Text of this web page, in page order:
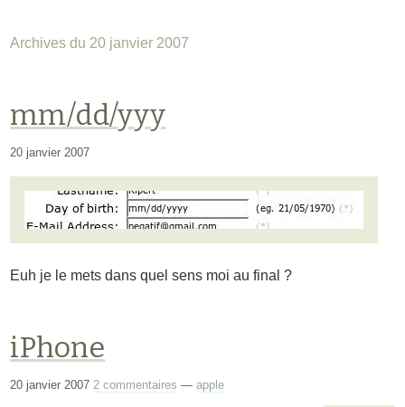
Archives du 20 janvier 2007
mm/dd/yyy
20 janvier 2007
Euh je le mets dans quel sens moi au final ?
iPhone
20 janvier 2007 2 commentaires —apple